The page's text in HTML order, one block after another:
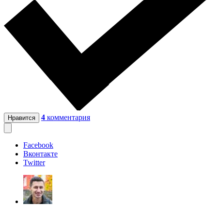
Нравится 4 комментария
Facebook
Вконтакте
Twitter